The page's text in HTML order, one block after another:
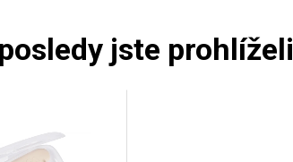
jste prohlíželi